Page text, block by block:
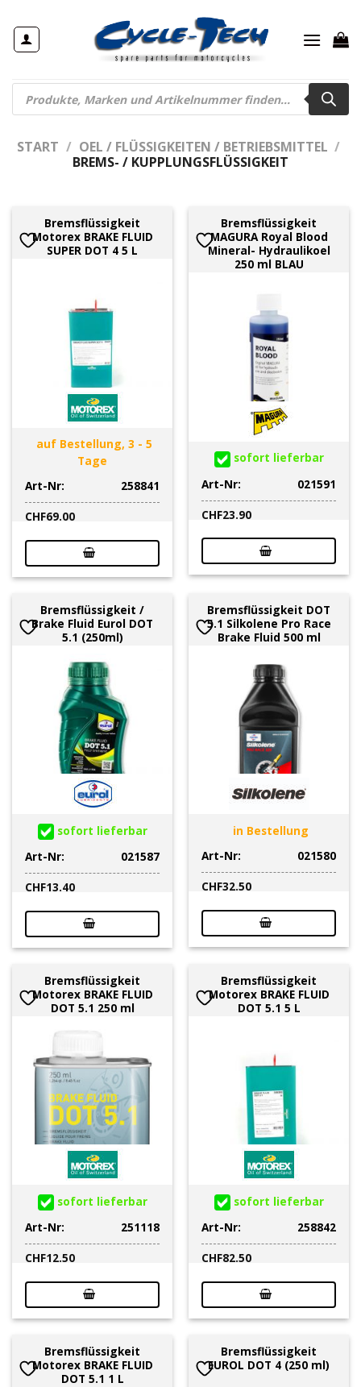
Inhalt
springen
Products
search
START / OEL / FLÜSSIGKEITEN / BETRIEBSMITTEL /
BREMS- / KUPPLUNGSFLÜSSIGKEIT
Bremsflüssigkeit
Motorex BRAKE FLUID
SUPER DOT 4 5 L
auf Bestellung, 3 - 5
Tage
Art-Nr:
258841
CHF69.00
Bremsflüssigkeit
MAGURA Royal Blood
Mineral- Hydraulikoel
250 ml BLAU
sofort lieferbar
Art-Nr:
021591
CHF23.90
Bremsflüssigkeit /
Brake Fluid Eurol DOT
5.1 (250ml)
sofort lieferbar
Art-Nr:
021587
CHF13.40
Bremsflüssigkeit DOT
5.1 Silkolene Pro Race
Brake Fluid 500 ml
in Bestellung
Art-Nr:
021580
CHF32.50
Bremsflüssigkeit
Motorex BRAKE FLUID
DOT 5.1 250 ml
sofort lieferbar
Art-Nr:
251118
CHF12.50
Bremsflüssigkeit
Motorex BRAKE FLUID
DOT 5.1 5 L
sofort lieferbar
Art-Nr:
258842
CHF82.50
Bremsflüssigkeit
Motorex BRAKE FLUID
DOT 5.1 1 L
Bremsflüssigkeit
EUROL DOT 4 (250 ml)